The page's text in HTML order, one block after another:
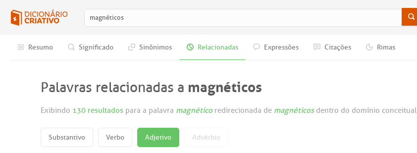
Resumo Significado Sinônimos Relacionadas Expressões Citações Rimas
Palavras relacionadas a magnéticos
Exibindo 130 resultados para a palavra magnéticoredirecionada de magnéticosdentro do domínio conceitual
Substantivo Verbo Adjetivo Advérbio